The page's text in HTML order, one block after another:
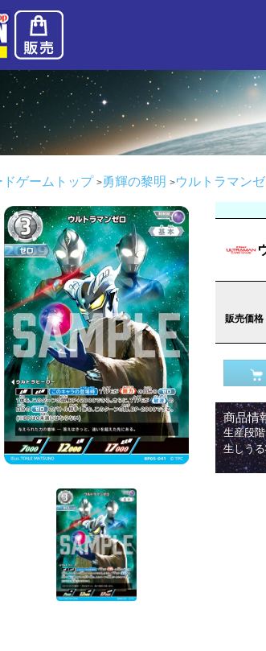
ゲームトップ 勇輝の黎明 ウルトラマンゼ
販売価格
商品情
生産段
生しう